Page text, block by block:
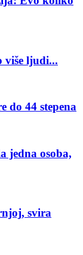
više ljudi...
do 44 stepena
jedna osoba,
svira